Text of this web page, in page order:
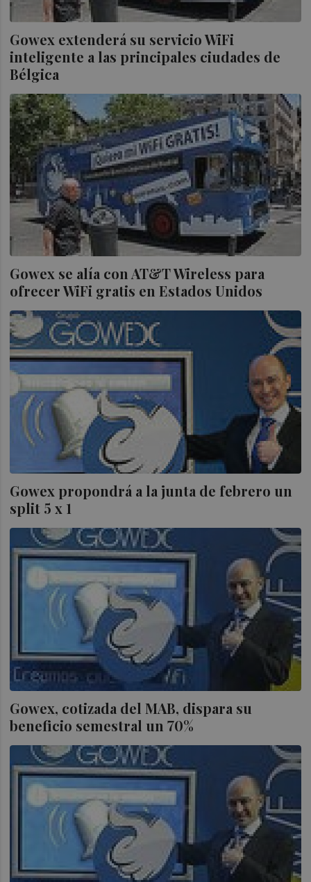
Gowex extenderá su servicio WiFi
inteligente a las principales ciudades de
Bélgica
Gowex se alía con AT&T Wireless para
ofrecer WiFi gratis en Estados Unidos
Gowex propondrá a la junta de febrero un
split 5 x 1
Gowex, cotizada del MAB, dispara su
beneficio semestral un 70%